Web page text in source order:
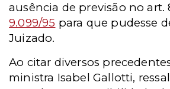
ausência de previsão no art.
9.099/95 para que pudesse
Juizado.
Ao citar diversos
ministra Isabel Gallotti,